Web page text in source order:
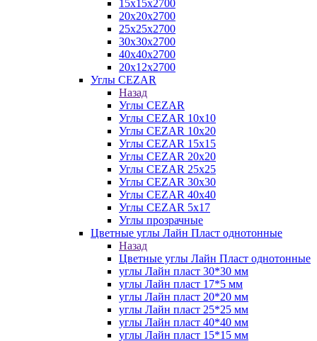
15х15х2700
20х20х2700
25х25х2700
30х30х2700
40х40х2700
20х12х2700
Углы CEZAR
Назад
Углы CEZAR
Углы CEZAR 10х10
Углы CEZAR 10х20
Углы CEZAR 15х15
Углы CEZAR 20х20
Углы CEZAR 25х25
Углы CEZAR 30х30
Углы CEZAR 40х40
Углы CEZAR 5х17
Углы прозрачные
Цветные углы Лайн Пласт однотонные
Назад
Цветные углы Лайн Пласт однотонные
углы Лайн пласт 30*30 мм
углы Лайн пласт 17*5 мм
углы Лайн пласт 20*20 мм
углы Лайн пласт 25*25 мм
углы Лайн пласт 40*40 мм
углы Лайн пласт 15*15 мм